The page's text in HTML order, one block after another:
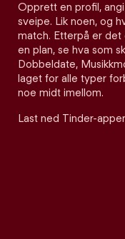
Opprett en profil,
sveipe. Lik noen, og
match. Etterpå er det
en plan, se hva som
Dobbeldate,
laget for alle typer
noe midt imellom.
Last ned Tinder-